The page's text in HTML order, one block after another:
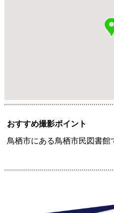
おすすめ撮影ポイント
鳥栖市にある鳥栖市民図書館